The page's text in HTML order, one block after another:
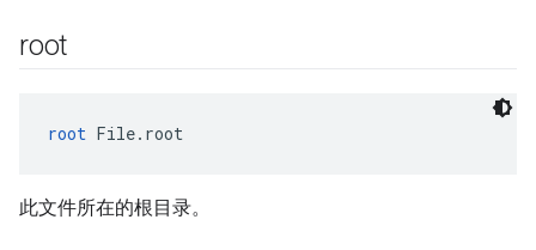
root
root File.root
此文件所在的根目录。